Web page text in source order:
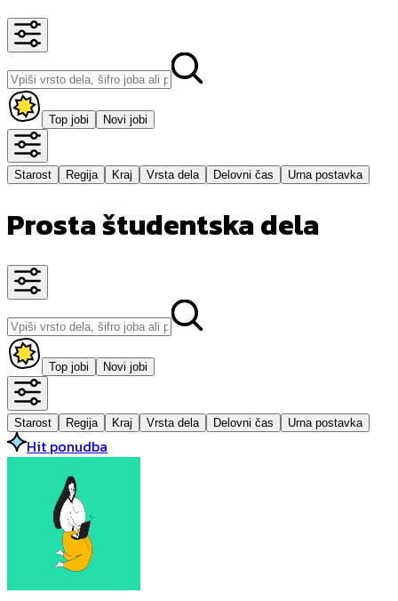
Top jobi Novi jobi
Starost Regija Kraj Vrsta dela Delovni čas Urna postavka
Prosta študentska dela
Top jobi Novi jobi
Starost Regija Kraj Vrsta dela Delovni čas Urna postavka
Hit ponudba